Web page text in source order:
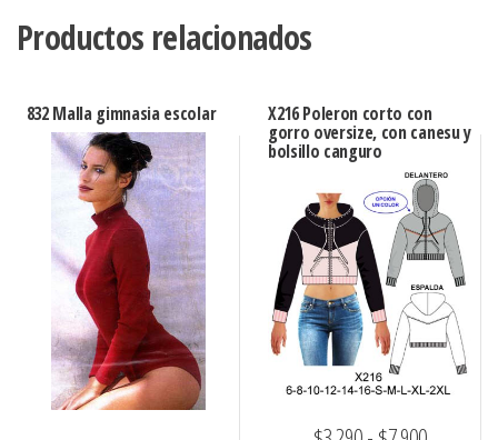
Productos relacionados
832 Malla gimnasia escolar X216 Poleron corto con
gorro oversize, con canesu y
bolsillo canguro